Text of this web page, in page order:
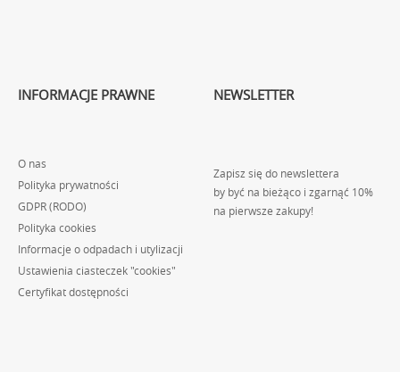
INFORMACJE PRAWNE
O nas
Polityka prywatności
GDPR (RODO)
Polityka cookies
Informacje o odpadach i utylizacji
Ustawienia ciasteczek "cookies"
Certyfikat dostępności
NEWSLETTER
Zapisz się do newslettera
by być na bieżąco i zgarnąć 10%
na pierwsze zakupy!